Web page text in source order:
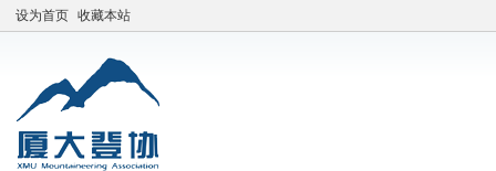
设为首页 收藏本站